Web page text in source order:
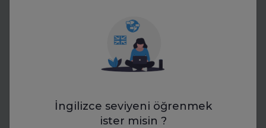
İngilizce seviyeni öğrenmek
ister misin ?
Sektörünü ve Departmanını Seç